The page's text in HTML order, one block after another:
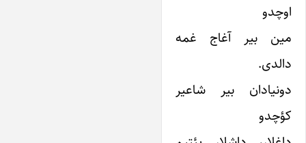
اوچدو
مین بیر آغاج غمه
دالدی.
دونیادان بیر شاعیر
کؤچدو